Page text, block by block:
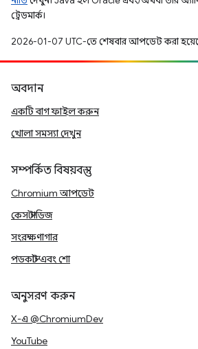
ট্রেডমার্ক।
2026-01-07 UTC-তে শেষবার আপডেট করা
অবদান
একটি বাগ ফাইল করুন
খোলা সমস্যা দেখুন
সম্পর্কিত বিষয়বস্তু
Chromium আপডেট
কেস স্টাডিজ
সংরক্ষণাগার
পডকাস্ট এবং শো
অনুসরণ করুন
X-এ @ChromiumDev
YouTube